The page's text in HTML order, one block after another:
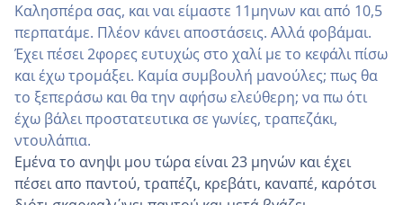
Καλησπέρα σας, και ναι είμαστε 11μηνων και από 10,5
περπατάμε. Πλέον κάνει αποστάσεις. Αλλά φοβάμαι.
Έχει πέσει 2φορες ευτυχώς στο χαλί με το κεφάλι πίσω
και έχω τρομάξει. Καμία συμβουλή μανούλες; πως θα
το ξεπεράσω και θα την αφήσω ελεύθερη; να πω ότι
έχω βάλει προστατευτικα σε γωνίες, τραπεζάκι,
ντουλάπια.
Εμένα το ανηψι μου τώρα είναι 23 μηνών και έχει
πέσει απο παντού, τραπέζι, κρεβάτι, καναπέ, καρότσι